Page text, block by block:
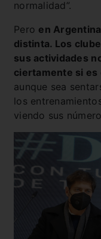
normalidad”.
Pero en
distinta. Los
sus actividades
ciertamente si es
aunque sea
los
viendo sus